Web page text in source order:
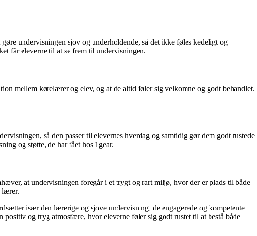
undervisningen sjov og underholdende, så det ikke føles kedeligt og
får eleverne til at se frem til undervisningen.
mellem kørelærer og elev, og at de altid føler sig velkomne og godt behandlet.
så den passer til elevernes hverdag og samtidig gør dem godt rustede
og støtte, de har fået hos 1gear.
at undervisningen foregår i et trygt og rart miljø, hvor der er plads til både
lærer.
især den lærerige og sjove undervisning, de engagerede og kompetente
og tryg atmosfære, hvor eleverne føler sig godt rustet til at bestå både